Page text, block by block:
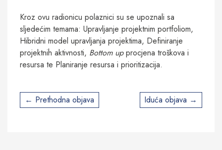
Kroz ovu radionicu polaznici su se upoznali sa
sljedećim temama: Upravljanje projektnim portfoliom,
Hibridni model upravljanja projektima, Definiranje
projektnih aktivnosti, Bottom upprocjena troškova i
resursa te Planiranje resursa i prioritizacija.
Post
navigation
Prethodna objava Iduća objava